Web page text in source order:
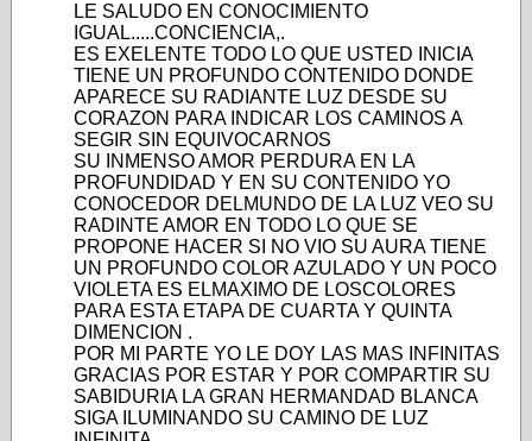
LE SALUDO EN CONOCIMIENTO
IGUAL.....CONCIENCIA,.
ES EXELENTE TODO LO QUE USTED INICIA
TIENE UN PROFUNDO CONTENIDO DONDE
APARECE SU RADIANTE LUZ DESDE SU
CORAZON PARA INDICAR LOS CAMINOS A
SEGIR SIN EQUIVOCARNOS
SU INMENSO AMOR PERDURA EN LA
PROFUNDIDAD Y EN SU CONTENIDO YO
CONOCEDOR DELMUNDO DE LA LUZ VEO SU
RADINTE AMOR EN TODO LO QUE SE
PROPONE HACER SI NO VIO SU AURA TIENE
UN PROFUNDO COLOR AZULADO Y UN POCO
VIOLETA ES ELMAXIMO DE LOSCOLORES
PARA ESTA ETAPA DE CUARTA Y QUINTA
DIMENCION .
POR MI PARTE YO LE DOY LAS MAS INFINITAS
GRACIAS POR ESTAR Y POR COMPARTIR SU
SABIDURIA LA GRAN HERMANDAD BLANCA
SIGA ILUMINANDO SU CAMINO DE LUZ